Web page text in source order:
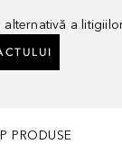
alternativă a
PRODUSE